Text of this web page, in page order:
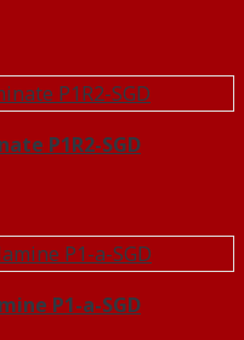
P1R2-SGD
P1-a-SGD